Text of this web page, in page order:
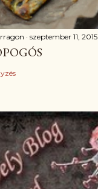
szeptember 11, 2015